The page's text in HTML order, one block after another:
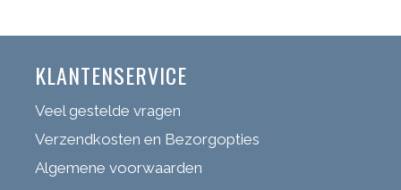
KLANTENSERVICE
Veel gestelde vragen
Verzendkosten en Bezorgopties
Algemene voorwaarden